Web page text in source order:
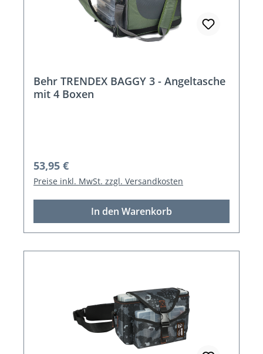
Behr TRENDEX BAGGY 3 - Angeltasche
mit 4 Boxen
Regulärer Preis:
53,95 €
Preise inkl. MwSt. zzgl. Versandkosten
In den Warenkorb